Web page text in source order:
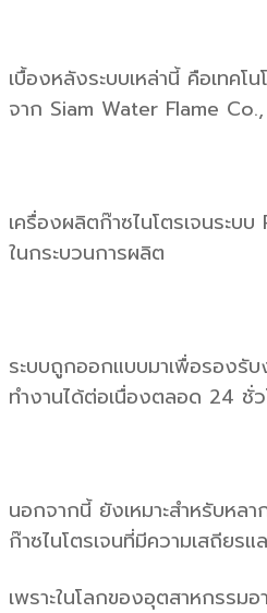
เบื้องหลังระบบเหล่านี้ คือเทค
จาก Siam Water Flame
เครื่องผลิตก๊าซไนโตรเจนระบ
ในกระบวนการผลิต
ระบบถูกออกแบบมาเพื่อรองรั
ทำงานได้ต่อเนื่องตลอด 24 ชั่
นอกจากนี้ ยังเหมาะสำหรับหล
ก๊าซไนโตรเจนที่มีความเสถียร
เพราะในโลกของอุตสาหกรร